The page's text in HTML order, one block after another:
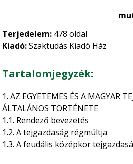
ismeretanyagát, ami
szereplőinek mindennapi
Terjedelem: 478 oldal
Kiadó:Szaktudás Kiadó Ház
Tartalomjegyzék:
1. AZ EGYETEMES ÉS A MAGYAR
ÁLTALÁNOS TÖRTÉNETE
1.1. Rendező bevezetés
1.2. A tejgazdaság régmúltja
1.3. A feudális középkor